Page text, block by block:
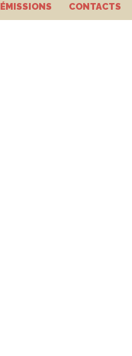
ÉMISSIONS CONTACTS